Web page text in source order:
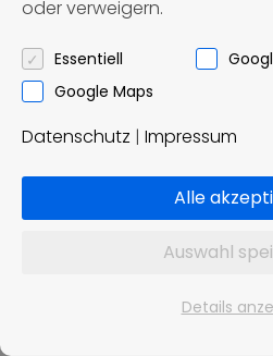
verfügbar. Bitte
nochmal vorbei.
Jetzt buchen
Unverbindliche
oder verweigern.
Essentiell
Google Maps
Datenschutz | Impressum
Alle
Auswahl
Details